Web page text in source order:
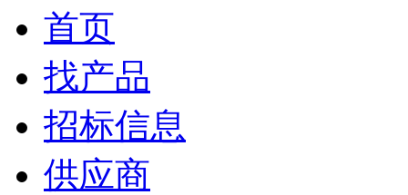
首页
找产品
招标信息
供应商